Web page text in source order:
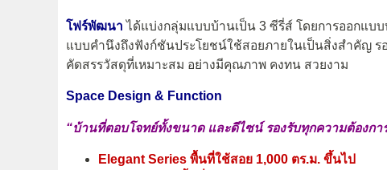
โฟร์พัฒนา ได้แบ่งกลุ่มแบบบ้านเป็น 3 ซีรี่ส์ โดยการออกแ
แบบคำนึงถึงฟังก์ชันประโยชน์ใช้สอยภายในเป็นสิ่งสำคัญ
คัดสรรวัสดุที่เหมาะสม อย่างมีคุณภาพ คงทน สวยงาม
Space Design & Function
“บ้านที่ตอบโจทย์ทั้งขนาด และดีไซน์ รองรับทุกความต้องก
Elegant Series พื้นที่ใช้สอย 1,000 ตร.ม. ขึ้นไป